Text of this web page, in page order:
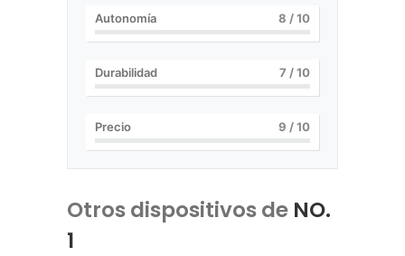
Autonomía 8 / 10
Durabilidad 7 / 10
Precio 9 / 10
Otros dispositivos de NO.
1